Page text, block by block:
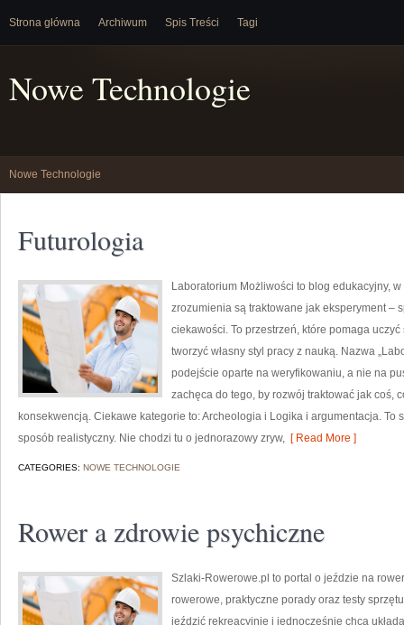
Strona główna Archiwum Spis Treści Tagi
Nowe Technologie
Nowe Technologie
Futurologia
Laboratorium Możliwości to blog edukacyjny,
zrozumienia są traktowane jak eksperyment –
ciekawości. To przestrzeń, które pomaga
tworzyć własny styl pracy z nauką. Nazwa
podejście oparte na weryfikowaniu, a nie na
zachęca do tego, by rozwój traktować jak coś,
konsekwencją. Ciekawe kategorie to: Archeologia i Logika i argumentacja. To
sposób realistyczny. Nie chodzi tu o jednorazowy zryw, [ Read More ]
CATEGORIES: NOWE TECHNOLOGIE
Rower a zdrowie psychiczne
Szlaki-Rowerowe.pl to portal o jeździe na
rowerowe, praktyczne porady oraz testy
jeździć rekreacyjnie i jednocześnie chcą